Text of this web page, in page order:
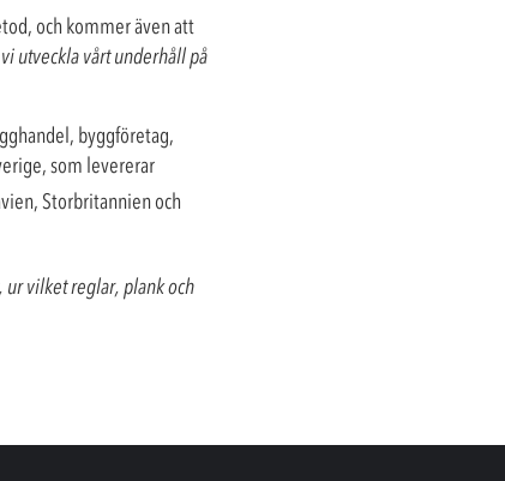
och kommer även att
utveckla vårt underhåll på
byggföretag,
som levererar
Storbritannien och
ur vilket reglar, plank och